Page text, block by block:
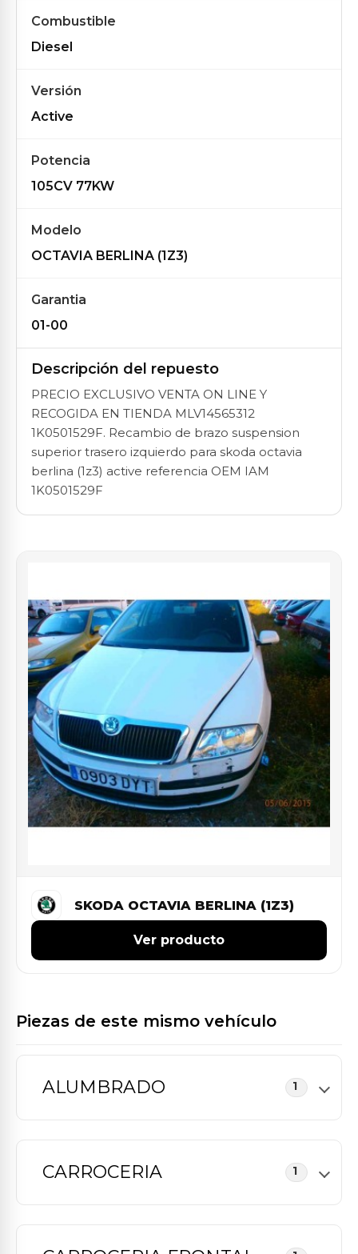
Combustible
Diesel
Versión
Active
Potencia
105CV 77KW
Modelo
OCTAVIA BERLINA (1Z3)
Garantia
01-00
Descripción del repuesto
PRECIO EXCLUSIVO VENTA ON LINE Y
RECOGIDA EN TIENDA MLV14565312
1K0501529F. Recambio de brazo suspension
superior trasero izquierdo para skoda octavia
berlina (1z3) active referencia OEM IAM
1K0501529F
SKODA OCTAVIA BERLINA (1Z3)
Ver producto
Piezas de este mismo vehículo
ALUMBRADO 1
CARROCERIA 1